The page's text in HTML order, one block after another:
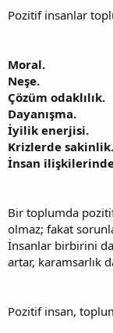
Pozitif insanlar
Moral.
Neşe.
Çözüm odaklılık.
Dayanışma.
İyilik enerjisi.
Krizlerde sakinlik.
İnsan
Bir toplumda
olmaz; fakat
İnsanlar birbirini
artar, karamsarlık
Pozitif insan,